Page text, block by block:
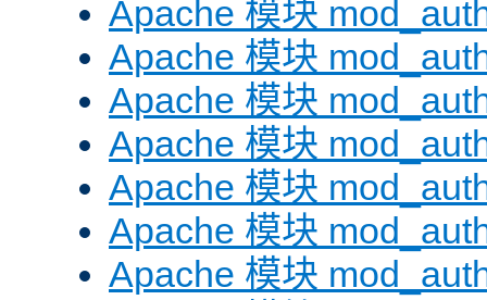
Apache 模块
Apache 模块
Apache 模块
Apache 模块
Apache 模块
Apache 模块
Apache 模块